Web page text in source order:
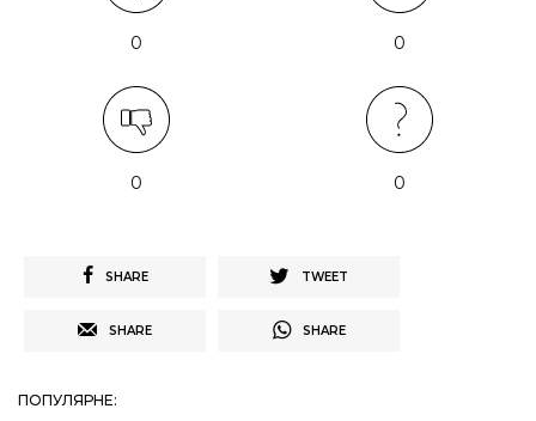
0 0
0 0
SHARE TWEET
SHARE SHARE
ПОПУЛЯРНЕ: